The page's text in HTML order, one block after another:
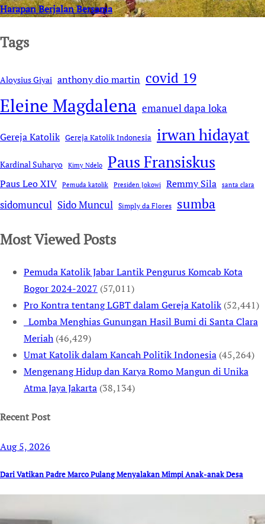
Harapan Berjalan Bersama
Tags
Aloysius Giyai anthony dio martin covid 19
Eleine Magdalena emanuel dapa loka
Gereja Katolik Gereja Katolik Indonesia irwan hidayat
Kardinal Suharyo Kimy Ndelo Paus Fransiskus
Paus Leo XIV Pemuda katolik Presiden Jokowi Remmy Sila santa clara
sidomuncul Sido Muncul Simply da Flores sumba
Most Viewed Posts
Pemuda Katolik Jabar Lantik Pengurus Komcab Kota
Bogor 2024-2027 (57,011)
Pro Kontra tentang LGBT dalam Gereja Katolik (52,441)
Lomba Menghias Gunungan Hasil Bumi di Santa Clara
Meriah (46,429)
Umat Katolik dalam Kancah Politik Indonesia (45,264)
Mengenang Hidup dan Karya Romo Mangun di Unika
Atma Jaya Jakarta (38,134)
Recent Post
Aug 5, 2026
Dari Vatikan Padre Marco Pulang Menyalakan Mimpi Anak-anak Desa